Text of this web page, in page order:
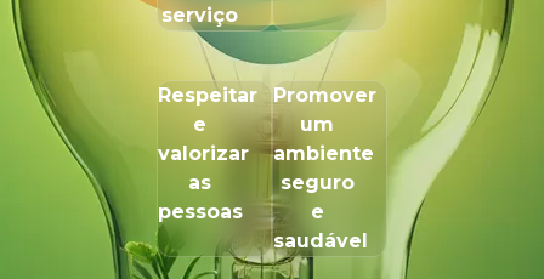
serviço
Respeitar
e
valorizar
as
pessoas
Promover
um
ambiente
seguro
e
saudável